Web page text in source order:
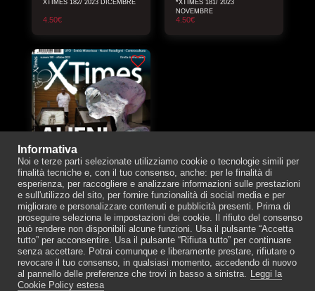
Informativa
Noi e terze parti selezionate utilizziamo cookie o tecnologie simili per
finalità tecniche e, con il tuo consenso, anche: per le finalità di
esperienza, per raccogliere e analizzare informazioni sulle prestazioni
e sull'utilizzo del sito, per fornire funzionalità di social media e per
migliorare e personalizzare contenuti e pubblicità presenti. Prima di
proseguire seleziona le impostazioni dei cookie. Il rifiuto del consenso
può rendere non disponibili alcune funzioni. Usa il pulsante “Accetta
tutto” per acconsentire. Usa il pulsante “Rifiuta tutto” per continuare
senza accettare. Potrai comunque e liberamente prestare, rifiutare o
revocare il tuo consenso, in qualsiasi momento, accedendo di nuovo
al pannello delle preferenze che trovi in basso a sinistra. Leggi la
Cookie Policy estesa
XTIMES 182/ 2023 DICEMBRE
4.50€
*XTIMES 181/ 2023
NOVEMBRE
4.50€
*XTIMES 180/ 2023 OTTOBRE
4.50€